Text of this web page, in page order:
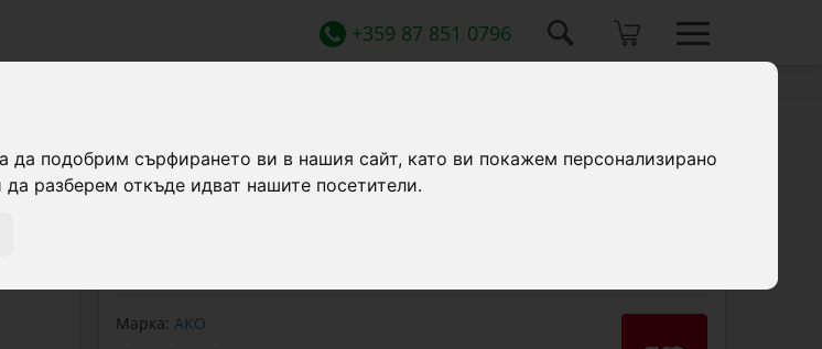
да подобрим сърфирането ви в нашия сайт, като ви покажем персонализирано
разберем откъде идват нашите посетители.
+359 87 851 0796
Марка: AKO